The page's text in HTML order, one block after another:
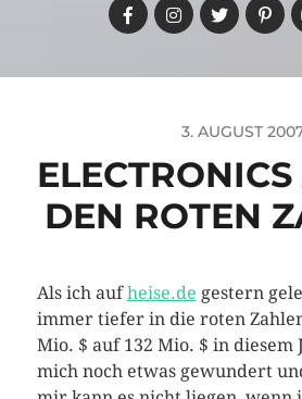
3. AUGUST
DEN ROTEN
Als ich aufheise.de gestern
immer tiefer in die roten
Mio. $ auf 132 Mio. $ in diesem
mich noch etwas gewundert